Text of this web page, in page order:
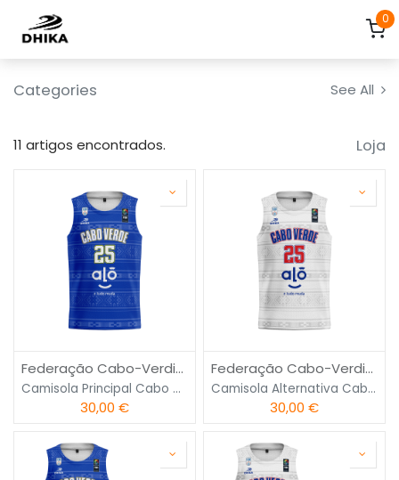
0
Categories See All
Loja
11 artigos encontrados.
Federação Cabo-Verdiana de Basquetebol
Camisola Principal Cabo Verde
30,00 €
Federação Cabo-Verdiana de Basquetebol
Camisola Alternativa Cabo Verde
30,00 €